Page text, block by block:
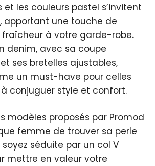
et les couleurs pastel s’invitent
apportant une touche de
à votre garde-robe.
denim, avec sa coupe
ses bretelles ajustables,
un must-have pour celles
conjuguer style et confort.
modèles proposés par Promod
femme de trouver sa perle
soyez séduite par un col V
mettre en valeur votre